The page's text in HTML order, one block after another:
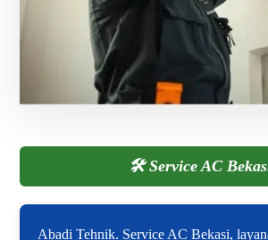
🛠️Service AC
Abadi Tehnik. Service AC Bekasi,